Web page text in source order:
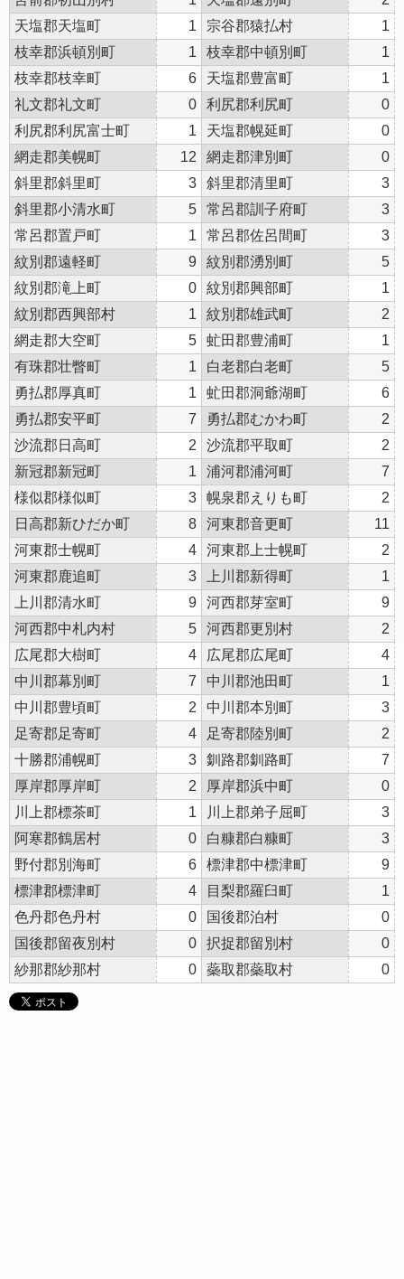
天塩郡天塩町
1 宗谷郡猿払村
1
枝幸郡浜頓別町
1 枝幸郡中頓別町
1
枝幸郡枝幸町
6 天塩郡豊富町
1
礼文郡礼文町
0 利尻郡利尻町
0
利尻郡利尻富士町
1 天塩郡幌延町
0
網走郡美幌町
12 網走郡津別町
0
斜里郡斜里町
3 斜里郡清里町
3
斜里郡小清水町
5 常呂郡訓子府町
3
常呂郡置戸町
1 常呂郡佐呂間町
3
紋別郡遠軽町
9 紋別郡湧別町
5
紋別郡滝上町
0 紋別郡興部町
1
紋別郡西興部村
1 紋別郡雄武町
2
網走郡大空町
5 虻田郡豊浦町
1
有珠郡壮瞥町
1 白老郡白老町
5
勇払郡厚真町
1 虻田郡洞爺湖町
6
勇払郡安平町
7 勇払郡むかわ町
2
沙流郡日高町
2 沙流郡平取町
2
新冠郡新冠町
1 浦河郡浦河町
7
様似郡様似町
3 幌泉郡えりも町
2
日高郡新ひだか町
8 河東郡音更町
11
河東郡士幌町
4 河東郡上士幌町
2
河東郡鹿追町
3 上川郡新得町
1
上川郡清水町
9 河西郡芽室町
9
河西郡中札内村
5 河西郡更別村
2
広尾郡大樹町
4 広尾郡広尾町
4
中川郡幕別町
7 中川郡池田町
1
中川郡豊頃町
2 中川郡本別町
3
足寄郡足寄町
4 足寄郡陸別町
2
十勝郡浦幌町
3 釧路郡釧路町
7
厚岸郡厚岸町
2 厚岸郡浜中町
0
川上郡標茶町
1 川上郡弟子屈町
3
阿寒郡鶴居村
0 白糠郡白糠町
3
野付郡別海町
6 標津郡中標津町
9
標津郡標津町
4 目梨郡羅臼町
1
色丹郡色丹村
0 国後郡泊村
0
国後郡留夜別村
0 択捉郡留別村
0
紗那郡紗那村
0 蘂取郡蘂取村 0